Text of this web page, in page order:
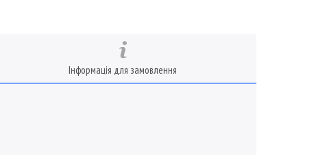
Інформація для замовлення